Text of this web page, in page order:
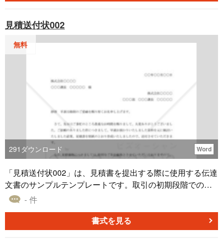
見積送付状002
無料
291 ダウンロード Word
「見積送付状002」は、見積書を提出する際に使用する伝達
文書のサンプルテンプレートです。取引の初期段階での信
頼を築くための重要なツールとして、この文書はビジネス
報伝達は、後の誤解を避けるために欠かせません。また、
簡単にカスタマイズが可能で、多様なシーンに適応するこ
- 件
書式を見る